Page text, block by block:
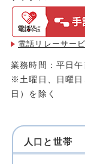
電話リレーサー
業務時間：平日
※土曜日、日曜日
日）を除く
人口と世帯